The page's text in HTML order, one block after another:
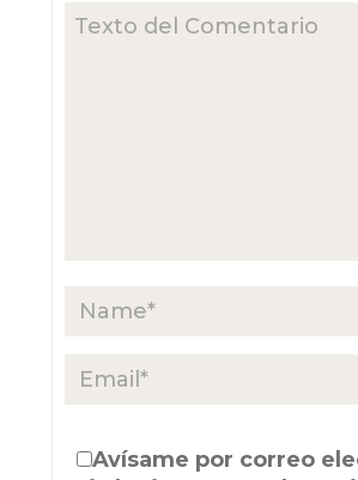
Avísame por correo